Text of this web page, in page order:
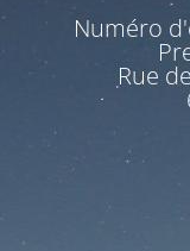
Numéro
Rue